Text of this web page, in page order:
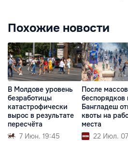
Похожие новости
В Молдове уровень
безработицы
катастрофически
вырос в результате
пересчёта
7 Июн. 19:45
После
беспорядков
Бангладеш
квоты на
места
22 Июл.